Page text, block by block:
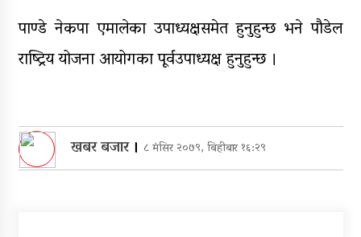
पाण्डे नेकपा एमालेका उपाध्यक्षसमेत हुनुहुन्छ भने पौडेल
राष्ट्रिय योजना आयोगका पूर्वउपाध्यक्ष हुनुहुन्छ ।
खबर बजार। ८ मंसिर २०७९, बिहीबार १६:२९